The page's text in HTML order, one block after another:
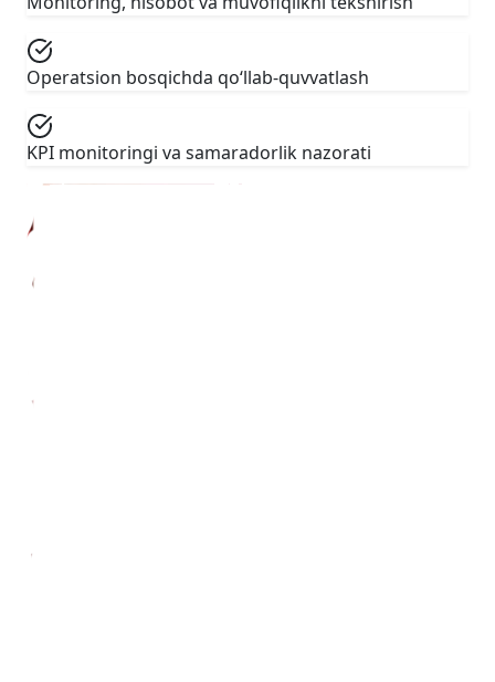
Operatsion bosqichda qo‘llab-quvvatlash
KPI monitoringi va samaradorlik nazorati